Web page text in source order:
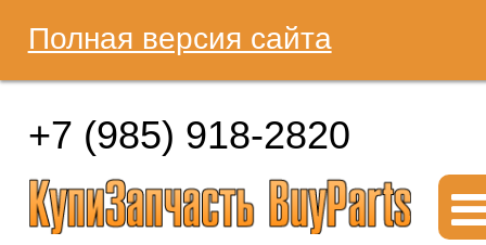
Полная версия сайта
+7 (985) 918-2820